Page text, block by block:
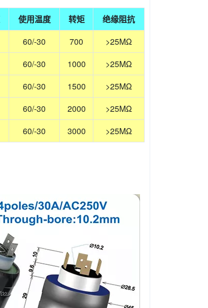
使用温度 转矩
绝缘阻抗
60/-30 700
>25MΩ
60/-30 1000
>25MΩ
60/-30 1500
>25MΩ
60/-30 2000
>25MΩ
60/-30 3000 >25MΩ